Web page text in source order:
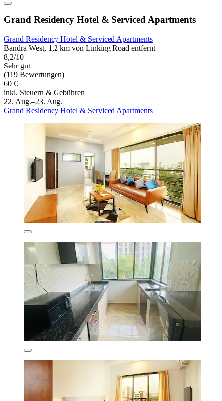
Grand Residency Hotel & Serviced Apartments
Grand Residency Hotel & Serviced Apartments
Bandra West, 1,2 km von Linking Road entfernt
8,2/10
Sehr gut
(119 Bewertungen)
60 €
inkl. Steuern & Gebühren
22. Aug.–23. Aug.
Grand Residency Hotel & Serviced Apartments